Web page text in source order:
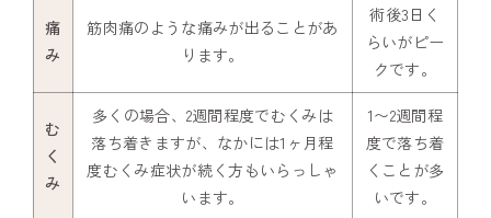
痛
み
筋肉痛のような痛みが出ることがあ
ります。
術後3日く
らいがピー
クです。
む
く
み
多くの場合、2週間程度でむくみは
落ち着きますが、なかには1ヶ月程
度むくみ症状が続く方もいらっしゃ
います。
1〜2週間程
度で落ち着
くことが多
いです。